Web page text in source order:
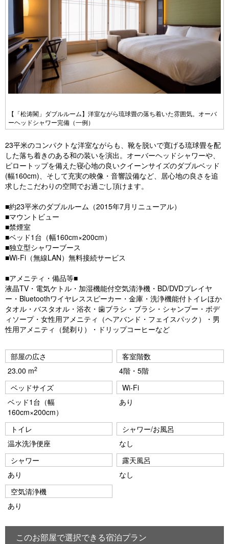
【「松涛閣」ダブルルーム】洋室ながら琉球畳の落ち着いた雰囲気。オーバ
ーヘッドシャワー完備（一例）
23平米のコンパクトな洋室ながらも、靴を脱いで寛げる琉球畳を配
した落ち着きのある和の装いを演出。オーバーヘッドシャワーや、
ピロートップを備えた寝心地の良いクイーンサイズのダブルベッド
(幅160cm)、そして充実の映像・音響設備など、居心地の良さを追
求したこだわりの空間でお過ごし頂けます。
■約23平米のダブルルーム（2015年7月リニューアル）
■マウントビュー
■禁煙室
■ベッド1台（幅160cm×200cm）
■独立型シャワーブース
■Wi-Fi（無線LAN）無料接続サービス
■アメニティ・備品等■
液晶TV・電気ケトル・加湿機能付空気清浄機・BD/DVDプレイヤ
ー・Bluetoothワイヤレススピーカー・金庫・洗浄機能付トイレほか
タオル・バスタオル・浴衣・歯ブラシ・ブラシ・シャンプー・ボデ
ィソープ・女性用アメニティ（ヘアバンド・フェイスパック）・男
性用アメニティ（髭剃り）・ドリップコーヒーなど
部屋の広さ
23.00 m2
客室階数
4階・5階
ベッドサイズ
ベッド1台（幅
160cm×200cm）
Wi-Fi
あり
トイレ
温水洗浄便座
シャワー/お風呂
なし
シャワー
あり
露天風呂
なし
空気清浄機
あり
このお部屋で選択できる宿泊プラン